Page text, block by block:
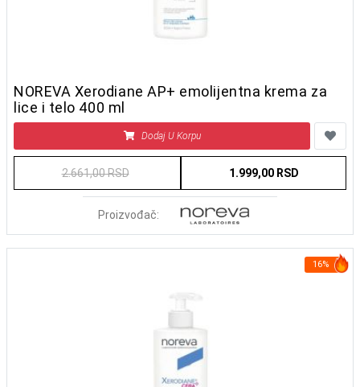
NOREVA Xerodiane AP+ emolijentna krema za
lice i telo 400 ml
Dodaj U Korpu
2.661,00 RSD 1.999,00 RSD
Proizvođač:
16%